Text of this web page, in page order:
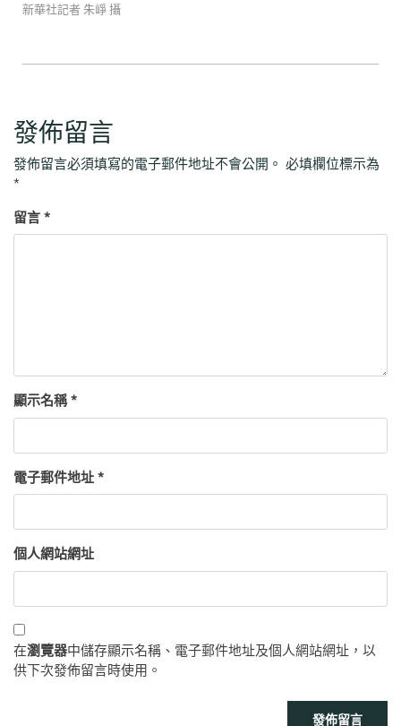
新華社記者 朱崢 攝
發佈留言
發佈留言必須填寫的電子郵件地址不會公開。 必填欄位標示為
*
留言 *
顯示名稱*
電子郵件地址 *
個人網站網址
在瀏覽器中儲存顯示名稱、電子郵件地址及個人網站網址，以
供下次發佈留言時使用。